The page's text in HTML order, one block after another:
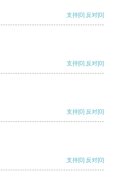
支持[0] 反对[0]
支持[0] 反对[0]
支持[0] 反对[0]
支持[0] 反对[0]